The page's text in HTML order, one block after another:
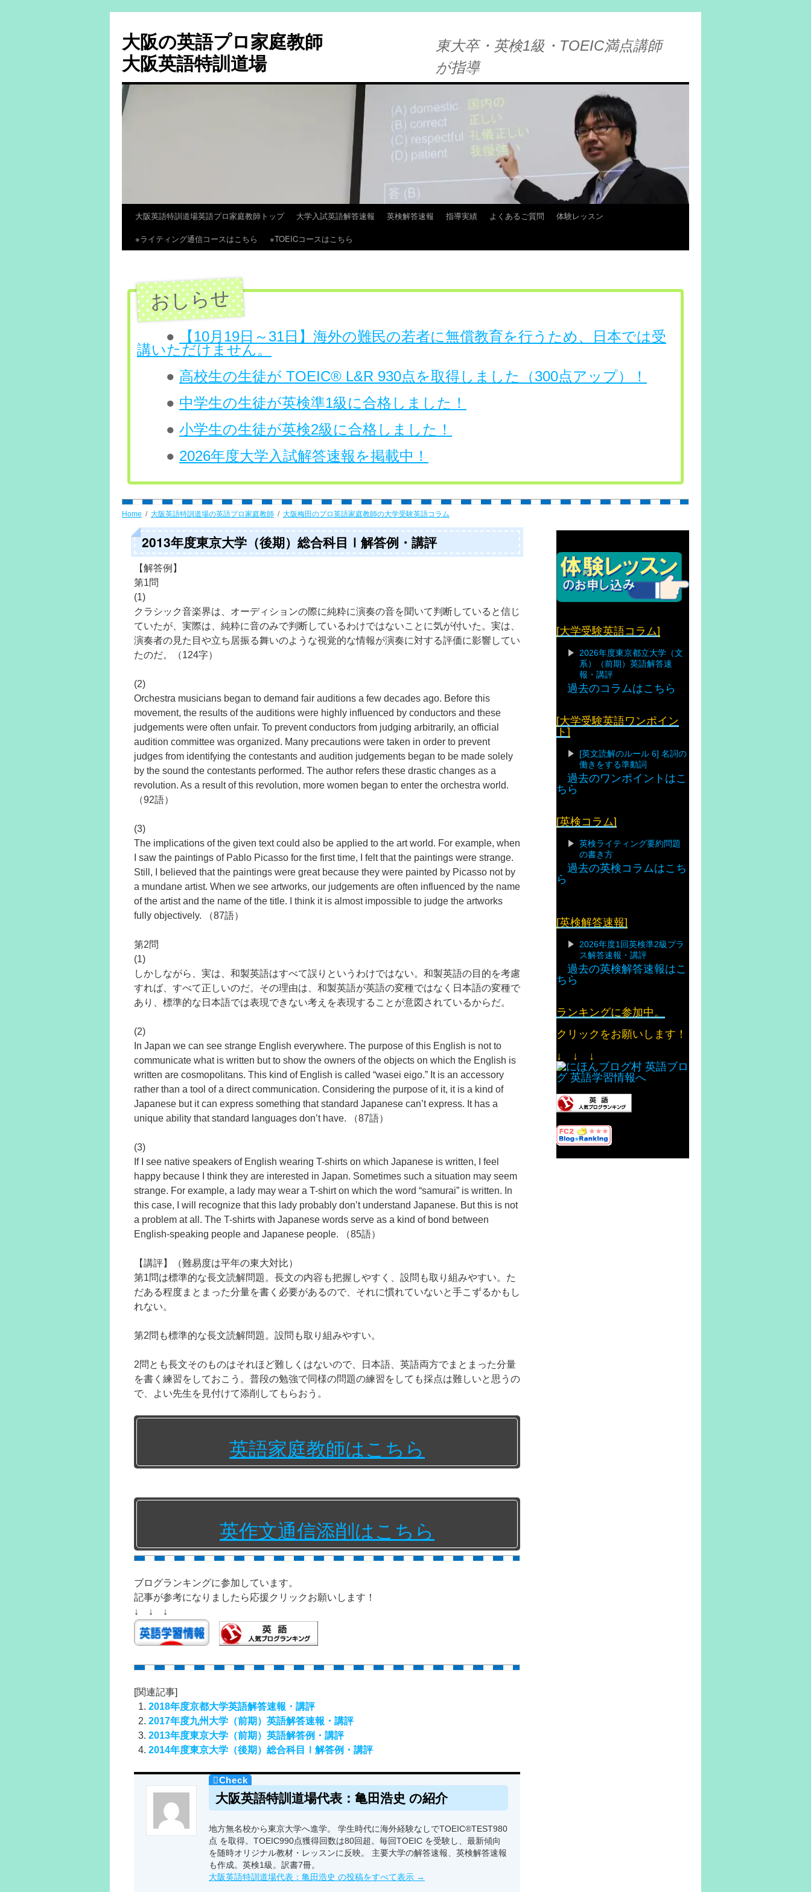
大阪の英語プロ家庭教師
大阪英語特訓道場
東大卒・英検1級・TOEIC満点講師
が指導
大阪英語特訓道場英語プロ家庭教師トップ 大学入試英語解答速報 英検解答速報 指導実績 よくあるご質問
体験レッスン
※ライティング通信コースはこちら
※TOEICコースはこちら
●
【10月19日～31日】海外の難民の若者に無償教育を行うため、日本では受
講いただけません。
● 高校生の生徒が TOEIC® L&R 930点を取得しました（300点アップ）！
● 中学生の生徒が英検準1級に合格しました！
● 小学生の生徒が英検2級に合格しました！
● 2026年度大学入試解答速報を掲載中！
Home 大阪英語特訓道場の英語プロ家庭教師 大阪梅田のプロ英語家庭教師の大学受験英語コラム
2013年度東京大学（後期）総合科目Ⅰ解答例・講評
【解答例】
第1問
(1)
クラシック音楽界は、オーディションの際に純粋に演奏の音を聞いて判断していると信じ
ていたが、実際は、純粋に音のみで判断しているわけではないことに気が付いた。実は、
演奏者の見た目や立ち居振る舞いのような視覚的な情報が演奏に対する評価に影響してい
たのだ。（124字）
(2)
Orchestra musicians began to demand fair auditions a few decades ago. Before this
movement, the results of the auditions were highly influenced by conductors and these
judgements were often unfair. To prevent conductors from judging arbitrarily, an official
audition committee was organized. Many precautions were taken in order to prevent
judges from identifying the contestants and audition judgements began to be made solely
by the sound the contestants performed. The author refers these drastic changes as a
revolution. As a result of this revolution, more women began to enter the orchestra world.
（92語）
(3)
The implications of the given text could also be applied to the art world. For example, when
I saw the paintings of Pablo Picasso for the first time, I felt that the paintings were strange.
Still, I believed that the paintings were great because they were painted by Picasso not by
a mundane artist. When we see artworks, our judgements are often influenced by the name
of the artist and the name of the title. I think it is almost impossible to judge the artworks
fully objectively. （87語）
第2問
(1)
しかしながら、実は、和製英語はすべて誤りというわけではない。和製英語の目的を考慮
すれば、すべて正しいのだ。その理由は、和製英語が英語の変種ではなく日本語の変種で
あり、標準的な日本語では表現できない考えを表現することが意図されているからだ。
(2)
In Japan we can see strange English everywhere. The purpose of this English is not to
communicate what is written but to show the owners of the objects on which the English is
written are cosmopolitans. This kind of English is called “wasei eigo.” It is an accessory
rather than a tool of a direct communication. Considering the purpose of it, it is a kind of
Japanese but it can express something that standard Japanese can’t express. It has a
unique ability that standard languages don’t have. （87語）
(3)
If I see native speakers of English wearing T-shirts on which Japanese is written, I feel
happy because I think they are interested in Japan. Sometimes such a situation may seem
strange. For example, a lady may wear a T-shirt on which the word “samurai” is written. In
this case, I will recognize that this lady probably don’t understand Japanese. But this is not
a problem at all. The T-shirts with Japanese words serve as a kind of bond between
English-speaking people and Japanese people. （85語）
【講評】（難易度は平年の東大対比）
第1問は標準的な長文読解問題。長文の内容も把握しやすく、設問も取り組みやすい。た
だある程度まとまった分量を書く必要があるので、それに慣れていないと手こずるかもし
れない。
第2問も標準的な長文読解問題。設問も取り組みやすい。
2問とも長文そのものはそれほど難しくはないので、日本語、英語両方でまとまった分量
を書く練習をしておこう。普段の勉強で同様の問題の練習をしても採点は難しいと思うの
で、よい先生を見付けて添削してもらおう。
英語家庭教師はこちら
英作文通信添削はこちら
ブログランキングに参加しています。
記事が参考になりましたら応援クリックお願いします！
↓ ↓ ↓
[関連記事]
2018年度京都大学英語解答速報・講評
2017年度九州大学（前期）英語解答速報・講評
2013年度東京大学（前期）英語解答例・講評
2014年度東京大学（後期）総合科目Ⅰ解答例・講評
大阪英語特訓道場代表：亀田浩史 の紹介
地方無名校から東京大学へ進学。 学生時代に海外経験なしでTOEIC®TEST980
点 を取得。TOEIC990点獲得回数は80回超。毎回TOEIC を受験し、最新傾向
を随時オリジナル教材・レッスンに反映。 主要大学の解答速報、英検解答速報
も作成。英検1級。訳書7冊。
大阪英語特訓道場代表：亀田浩史 の投稿をすべて表示 →
[大学受験英語コラム]
2026年度東京都立大学（文
系）（前期）英語解答速
報・講評
過去のコラムはこちら
[大学受験英語ワンポイン
ト]
[英文読解のルール 6] 名詞の
働きをする準動詞
過去のワンポイントはこ
ちら
[英検コラム]
英検ライティング要約問題
の書き方
過去の英検コラムはこち
ら
[英検解答速報]
2026年度1回英検準2級プラ
ス解答速報・講評
過去の英検解答速報はこ
ちら
ランキングに参加中。
クリックをお願いします！
↓ ↓ ↓